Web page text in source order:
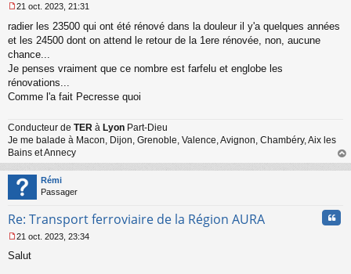
e
s
g
e
n
l
u
21 oct. 2023, 21:31
radier les 23500 qui ont été rénové dans la douleur il y'a quelques années
et les 24500 dont on attend le retour de la 1ere rénovée, non, aucune
chance...
Je penses vraiment que ce nombre est farfelu et englobe les
rénovations...
Comme l'a fait Pecresse quoi
Conducteur de TER à Lyon Part-Dieu
Je me balade à Macon, Dijon, Grenoble, Valence, Avignon, Chambéry, Aix les
Bains et Annecy
au
Rémi
Passager
Re: Transport ferroviaire de la Région AURA
e
21 oct. 2023, 23:34
Salut